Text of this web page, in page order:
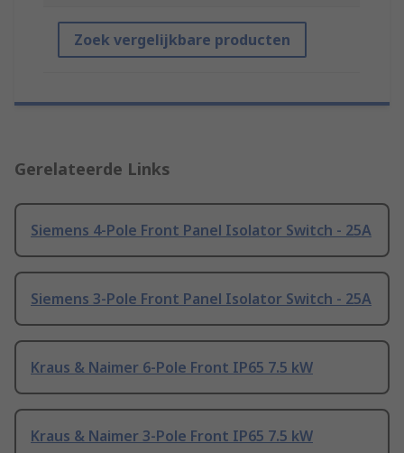
Zoek vergelijkbare producten
Gerelateerde Links
Siemens 4-Pole Front Panel Isolator Switch - 25A
Siemens 3-Pole Front Panel Isolator Switch - 25A
Kraus & Naimer 6-Pole Front IP65 7.5 kW
Kraus & Naimer 3-Pole Front IP65 7.5 kW